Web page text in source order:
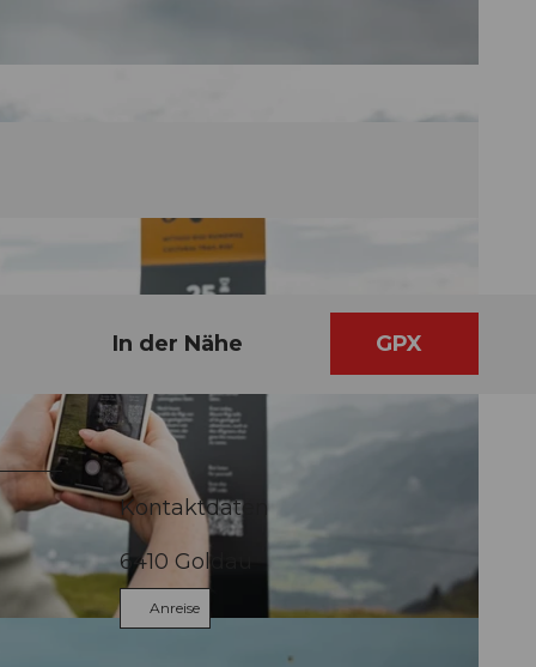
In der Nähe GPX
Kontaktdaten
6410 Goldau
Anreise